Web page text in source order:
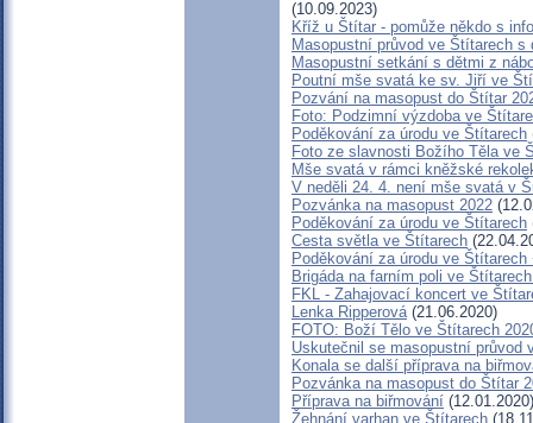
(10.09.2023)
Kříž u Štítar - pomůže někdo s
Masopustní průvod ve Štítarech s
Masopustní setkání s dětmi z
Poutní mše svatá ke sv. Jiří ve
Pozvání na masopust do Štítar
Foto: Podzimní výzdoba ve
Poděkování za úrodu ve Štítarech
Foto ze slavnosti Božího Těla ve
Mše svatá v rámci kněžské
V neděli 24. 4. není mše svatá v
Pozvánka na masopust 2022
Poděkování za úrodu ve Štítarech
Cesta světla ve Štítarech
Poděkování za úrodu ve
Brigáda na farním poli ve
FKL - Zahajovací koncert ve
Lenka Ripperová (21.06.2020)
FOTO: Boží Tělo ve Štítarech
Uskutečnil se masopustní průvod
Konala se další příprava na
Pozvánka na masopust do Štítar
Příprava na biřmování (12.01.2020)
Žehnání varhan ve Štítarech